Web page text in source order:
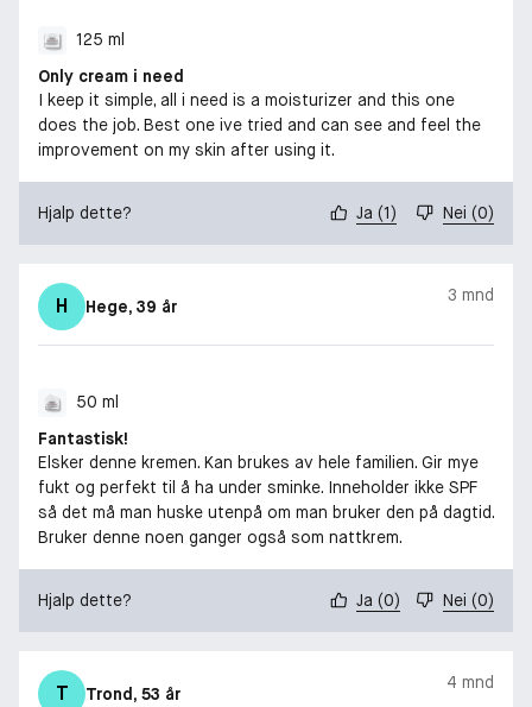
125 ml
Only cream i need
I keep it simple, all i need is a moisturizer and this one
does the job. Best one ive tried and can see and feel the
improvement on my skin after using it.
Hjalp dette? Ja (1) Nei (0)
H Hege, 39 år
3 mnd
50 ml
Fantastisk!
Elsker denne kremen. Kan brukes av hele familien. Gir mye
fukt og perfekt til å ha under sminke. Inneholder ikke SPF
så det må man huske utenpå om man bruker den på dagtid.
Bruker denne noen ganger også som nattkrem.
Hjalp dette? Ja (0) Nei (0)
T Trond, 53 år
4 mnd